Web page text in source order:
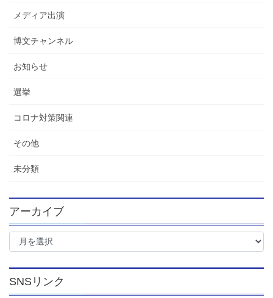
メディア出演
博文チャンネル
お知らせ
選挙
コロナ対策関連
その他
未分類
アーカイブ
ア
イ
ブ
SNSリンク